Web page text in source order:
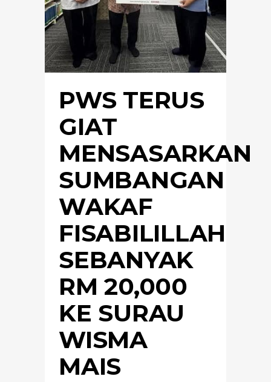
PWS TERUS
GIAT
MENSASARKAN
SUMBANGAN
WAKAF
FISABILILLAH
SEBANYAK
RM 20,000
KE SURAU
WISMA
MAIS